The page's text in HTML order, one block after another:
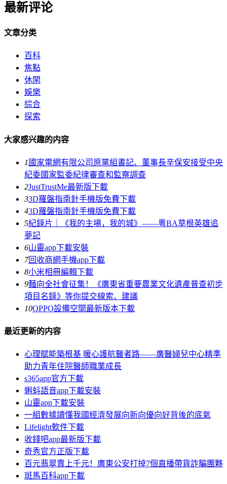
最新评论
文章分类
百科
焦點
休閑
娛樂
綜合
探索
大家感兴趣的内容
1 國家電網有限公司原黨組書記、董事長辛保安接受中央
紀委國家監委紀律審查和監察調查
2JustTrustMe最新版下載
33D羅盤指南針手機版免費下載
43D羅盤指南針手機版免費下載
5紀錄片｜《我的主場，我的城》——粵BA草根英雄追
夢記
6山靈app下載安裝
7回收商網手機app下載
8小米相冊編輯下載
9麵向全社會征集！《廣東省重要農業文化遺產普查初步
項目名錄》等你提交線索、建議
10OPPO設備空間最新版本下載
最近更新的内容
心理賦能築根基 暖心護航醫者路——廣醫婦兒中心精準
助力青年住院醫師職業成長
s365app官方下載
蝌蚪語音app下載安裝
山靈app下載安裝
一組數據讀懂我國經濟發展向新向優向好背後的底氣
Lifelight軟件下載
收錢吧app最新版下載
奇秀官方正版下載
百元翡翠賣上千元！廣東公安打掉7個直播帶貨詐騙團夥
斑馬百科app下載